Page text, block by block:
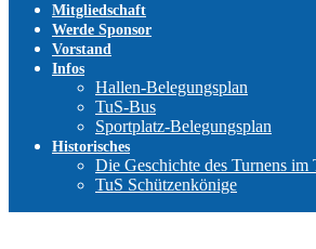
Mitgliedschaft
Werde Sponsor
Vorstand
Infos
Hallen-Belegungsplan
TuS-Bus
Sportplatz-Belegungsplan
Historisches
Die Geschichte des Turnens im
TuS Schützenkönige